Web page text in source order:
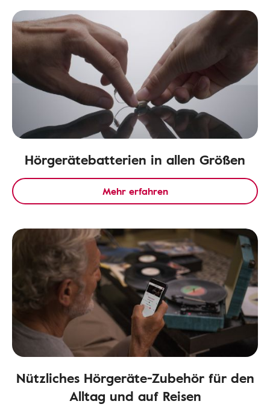
Hörgerätebatterien in allen Größen
Mehr erfahren
Nützliches Hörgeräte-Zubehör für den
Alltag und auf Reisen